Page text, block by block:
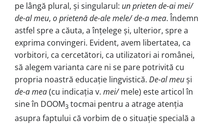
pe lângă plural, și singularul: un prieten de-ai mei/
de-al meu, o prietenă de-ale mele/ de-a mea. Îndemn
astfel spre a căuta, a înțelege și, ulterior, spre a
exprima convingeri. Evident, avem libertatea, ca
vorbitori, ca cercetători, ca utilizatori ai românei,
să alegem varianta care ni se pare potrivită cu
propria noastră educație lingvistică. De-al meuși
de-a mea(cu indicația v. mei/mele) este articol în
sine în DOOM3tocmai pentru a atrage atenția
asupra faptului că vorbim de o situație specială a